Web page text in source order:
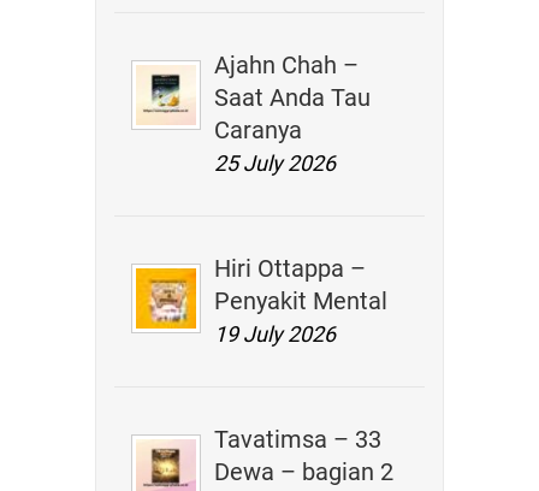
Ajahn Chah –
Saat Anda Tau
Caranya
25 July 2026
Hiri Ottappa –
Penyakit Mental
19 July 2026
Tavatimsa – 33
Dewa – bagian 2